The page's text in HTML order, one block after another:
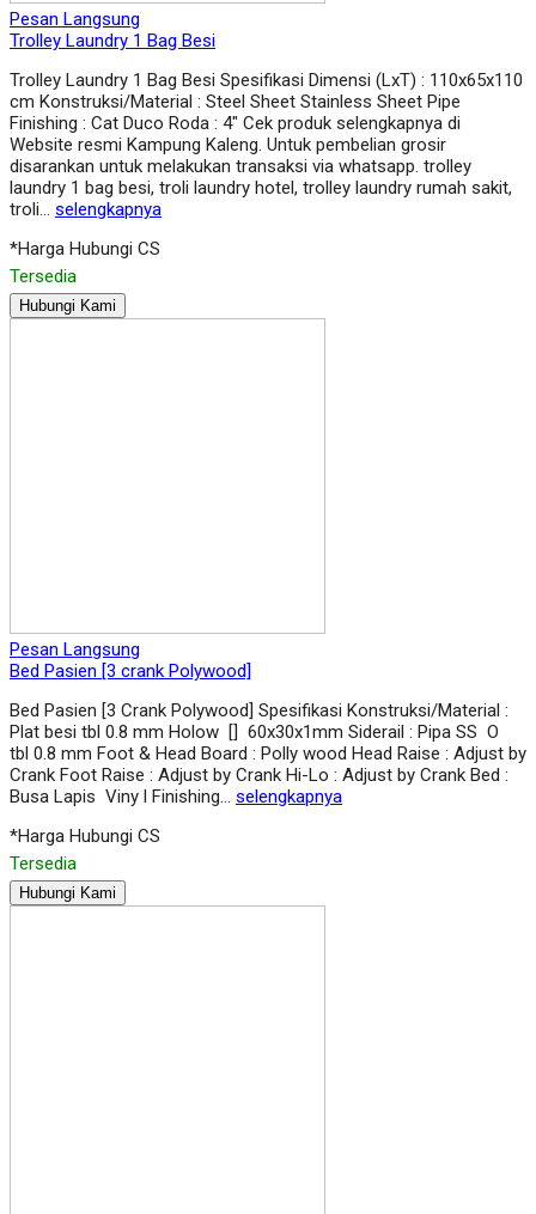
Pesan Langsung
Trolley Laundry 1 Bag Besi
Trolley Laundry 1 Bag Besi Spesifikasi Dimensi (LxT) : 110x65x110
cm Konstruksi/Material : Steel Sheet Stainless Sheet Pipe
Finishing : Cat Duco Roda : 4″ Cek produk selengkapnya di
Website resmi Kampung Kaleng. Untuk pembelian grosir
disarankan untuk melakukan transaksi via whatsapp. trolley
laundry 1 bag besi, troli laundry hotel, trolley laundry rumah sakit,
troli… selengkapnya
*Harga Hubungi CS
Tersedia
Hubungi Kami
Pesan Langsung
Bed Pasien [3 crank Polywood]
Bed Pasien [3 Crank Polywood] Spesifikasi Konstruksi/Material :
Plat besi tbl 0.8 mm Holow [] 60x30x1mm Siderail : Pipa SS O
tbl 0.8 mm Foot & Head Board : Polly wood Head Raise : Adjust by
Crank Foot Raise : Adjust by Crank Hi-Lo : Adjust by Crank Bed :
Busa Lapis Viny l Finishing… selengkapnya
*Harga Hubungi CS
Tersedia
Hubungi Kami